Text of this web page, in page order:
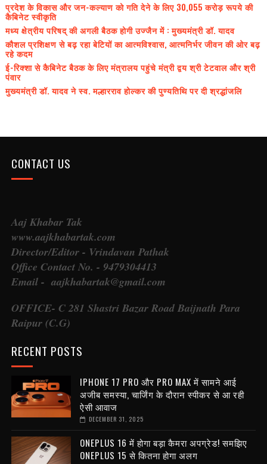
प्रदेश के विकास और जन-कल्याण को गति देने के लिए 30,055 करोड़ रूपये की
कैबिनेट स्वीकृति
मध्य क्षेत्रीय परिषद् की अगली बैठक होगी उज्जैन में : मुख्यमंत्री डॉ. यादव
कौशल प्रशिक्षण से बढ़ रहा बेटियों का आत्मविश्वास, आत्मनिर्भर जीवन की ओर बढ़
रहे कदम
ई-रिक्शा से कैबिनेट बैठक के लिए मंत्रालय पहुंचे मंत्री द्वय श्री टेटवाल और श्री
पंवार
मुख्यमंत्री डॉ. यादव ने स्व. मल्हारराव होल्कर की पुण्यतिथि पर दी श्रद्धांजलि
CONTACT US
Aaj Khabar Tak
www.aajkhabartak.com
Director/Editor - Vrindavan Pathak
Office Contact No. - 9479304413
Email - aajkhabartak@gmail.com
OFFICE- C 281 Shastri Bazar Road Baijnath Para
Raipur (C.G)
RECENT POSTS
IPHONE 17 PRO और PRO MAX में सामने आई
अजीब समस्या, चार्जिंग के दौरान स्पीकर से आ रही
ऐसी आवाज
DECEMBER 31, 2025
ONEPLUS 16 में होगा बड़ा कैमरा अपग्रेड! समझिए
ONEPLUS 15 से कितना होगा अलग